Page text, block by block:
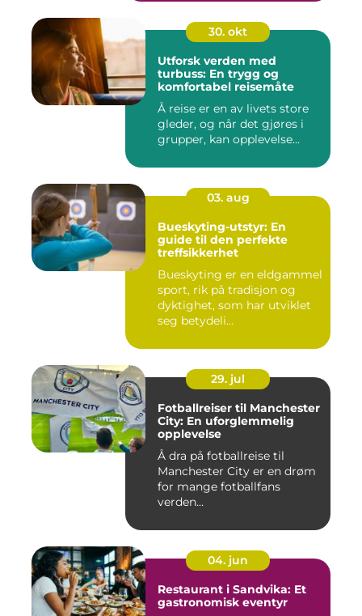
30. okt
Utforsk verden med
turbuss: En trygg og
komfortabel reisemåte
Å reise er en av livets store
gleder, og når det gjøres i
grupper, kan opplevelse...
03. aug
Bueskyting-utstyr: En
guide til den perfekte
treffsikkerhet
Bueskyting er en eldgammel
sport, rik på tradisjon og
dyktighet, som har utviklet
seg betydeli...
29. jul
Fotballreiser til Manchester
City: En uforglemmelig
opplevelse
Å dra på fotballreise til
Manchester City er en drøm
for mange fotballfans
verden...
04. jun
Restaurant i Sandvika: Et
gastronomisk eventyr